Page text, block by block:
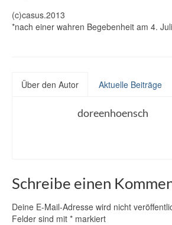
(c)casus.2013
*nach einer wahren Begebenheit am 4.
Über den Autor Aktuelle Beiträge
doreenhoensch
Schreibe einen
Deine E-Mail-Adresse wird nicht
Felder sind mit * markiert